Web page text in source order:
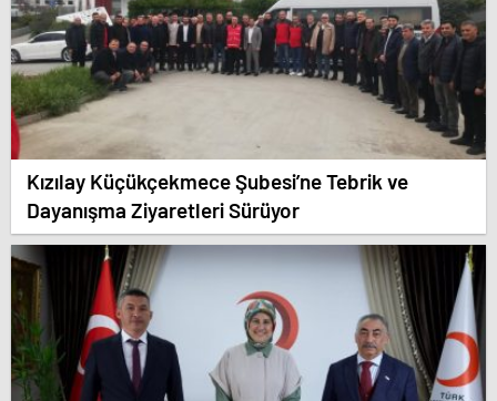
Kızılay Küçükçekmece Şubesi’ne Tebrik ve
Dayanışma Ziyaretleri Sürüyor